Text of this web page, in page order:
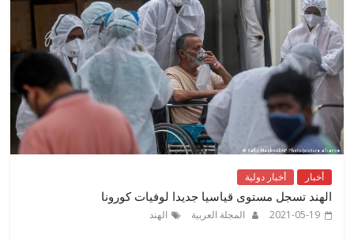
أخبار أخبار دولية
الهند تسجل مستوى قياسيا جديدا لوفيات كورونا
2021-05-19
المجلة العربية الهند